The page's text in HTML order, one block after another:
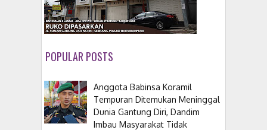
POPULAR POSTS
Anggota Babinsa Koramil
Tempuran Ditemukan Meninggal
Dunia Gantung Diri, Dandim
Imbau Masyarakat Tidak